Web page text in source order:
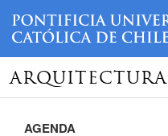
ARQUITECTURA
AGENDA